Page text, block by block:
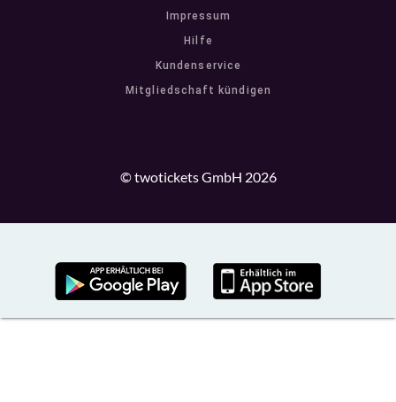
Impressum
Hilfe
Kundenservice
Mitgliedschaft kündigen
© twotickets GmbH 2026